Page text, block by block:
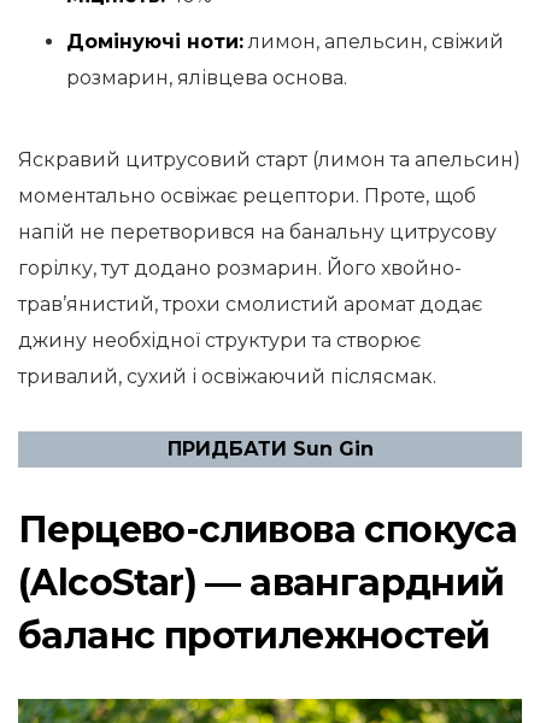
Домінуючі ноти:лимон, апельсин, свіжий
розмарин, ялівцева основа.
Яскравий цитрусовий старт (лимон та апельсин)
моментально освіжає рецептори. Проте, щоб
напій не перетворився на банальну цитрусову
горілку, тут додано розмарин. Його хвойно-
трав’янистий, трохи смолистий аромат додає
джину необхідної структури та створює
тривалий, сухий і освіжаючий післясмак.
ПРИДБАТИ Sun Gin
Перцево-сливова спокуса
(AlcoStar) — авангардний
баланс протилежностей